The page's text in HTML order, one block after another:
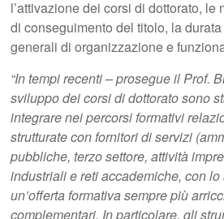
l’attivazione dei corsi di dottorato, le
di conseguimento del titolo, la
generali di organizzazione e
“In tempi recenti – prosegue il Prof.
sviluppo dei corsi di dottorato sono
integrare nei percorsi formativi
strutturate con fornitori di servizi
pubbliche, terzo settore, attività
industriali e reti accademiche, con
un’offerta formativa sempre più
complementari. In particolare, gli